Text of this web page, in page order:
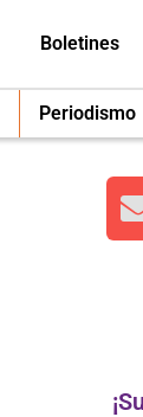
Boletines
Periodismo